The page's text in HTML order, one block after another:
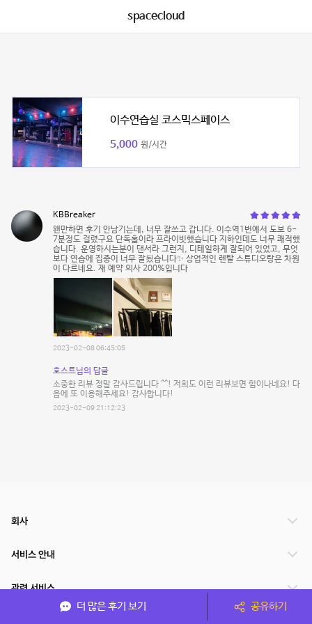
spacecloud
이수연습실 코스믹스페이스
5,000 원/시간
KBBreaker
왠만하면 후기 안남기는데, 너무 잘쓰고 갑니다. 이수역1번에서 도보 6-
7분정도 걸렸구요 단독홀이라 프라이빗했습니다 지하인데도 너무 쾌적했
습니다. 운영하시는분이 댄서라 그런지, 디테일하게 잘되어 있었고, 무엇
보다 연습에 집중이 너무 잘됬습니다✨ 상업적인 렌탈 스튜디오랑은 차원
이 다르네요. 재 예약 의사 200%입니다
2023-02-08 06:45:05
호스트님의 답글
소중한 리뷰 정말 감사드립니다 ^^! 저희도 이런 리뷰보면 힘이나네요! 다
음에 또 이용해주세요! 감사합니다!
2023-02-09 21:12:23
더 많은 후기 보기 공유하기
회사
서비스 안내
관련 서비스